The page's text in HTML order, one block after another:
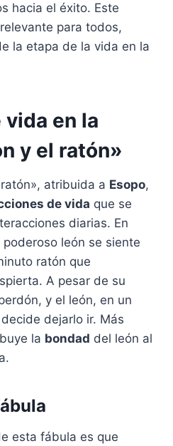
hacia el éxito. Este
para todos,
la etapa de la vida en la
en la
y el ratón»
atribuida a Esopo,
de vida que se
diarias. En
león se siente
ratón que
A pesar de su
y el león, en un
dejarlo ir. Más
la bondad del león al
esta fábula es que